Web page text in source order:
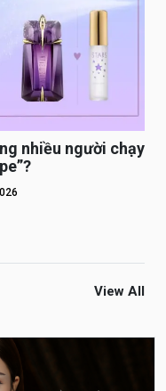
nhiều người chạy
View All